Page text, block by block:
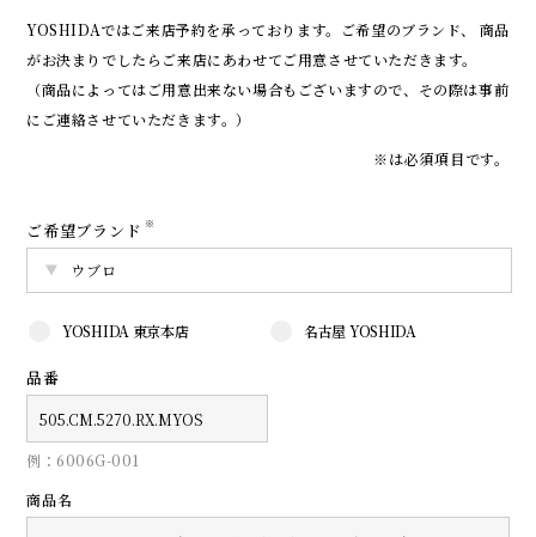
YOSHIDAではご来店予約を承っております。
ご希望のブランド、 商品
がお決まりでしたらご来店にあわせてご用意させていただきます。
（商品によってはご用意出来ない場合もございますので、その際は事前
にご連絡させていただきます。）
※は必須項目です。
ご希望ブランド ※
YOSHIDA 東京本店 名古屋 YOSHIDA
品番
例：6006G-001
商品名